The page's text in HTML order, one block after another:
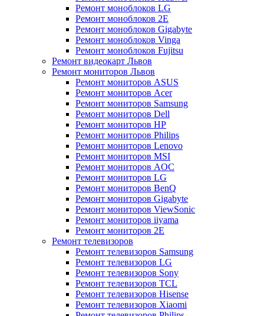
Ремонт моноблоков LG
Ремонт моноблоков 2E
Ремонт моноблоков Gigabyte
Ремонт моноблоков Vinga
Ремонт моноблоков Fujitsu
Ремонт видеокарт Львов
Ремонт мониторов Львов
Ремонт мониторов ASUS
Ремонт мониторов Acer
Ремонт мониторов Samsung
Ремонт мониторов Dell
Ремонт мониторов HP
Ремонт мониторов Philips
Ремонт мониторов Lenovo
Ремонт мониторов MSI
Ремонт мониторов AOC
Ремонт мониторов LG
Ремонт мониторов BenQ
Ремонт мониторов Gigabyte
Ремонт мониторов ViewSonic
Ремонт мониторов iiyama
Ремонт мониторов 2E
Ремонт телевизоров
Ремонт телевизоров Samsung
Ремонт телевизоров LG
Ремонт телевизоров Sony
Ремонт телевизоров TCL
Ремонт телевизоров Hisense
Ремонт телевизоров Xiaomi